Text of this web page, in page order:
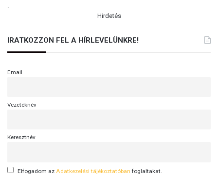
Hirdetés
IRATKOZZON FEL A HÍRLEVELÜNKRE!
Email
Vezetéknév
Keresztnév
Elfogadom az Adatkezelési tájékoztatóban foglaltakat.